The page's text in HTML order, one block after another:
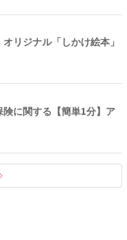
オリジナル「しかけ絵本」
に関する【簡単1分】ア